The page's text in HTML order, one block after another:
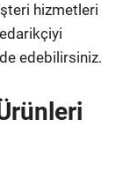
hizmetleri
edebilirsiniz.